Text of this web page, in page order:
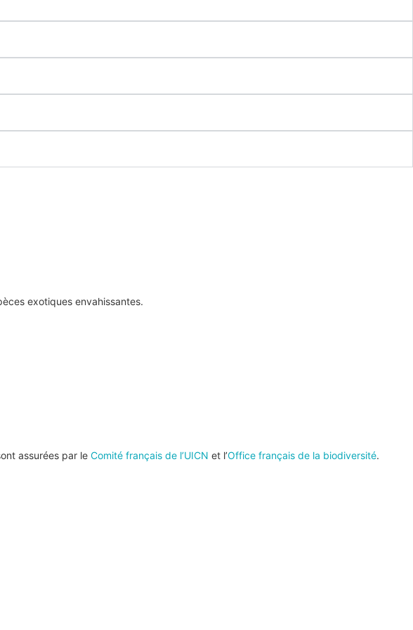
exotiques envahissantes.
assurées par le Comité français de l’UICN et l’Office français de la biodiversité.